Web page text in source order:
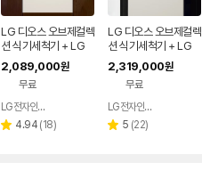
LG 디오스 오브제컬렉
션 식기세척기 + LG
디오스 인덕션 빌트인
(DUE5BGL1E + BEI
3QKHLOE / 5BG1E
-QKHE)
2,089,000원
무료
LG전자인증점 신영플러스
별 4.94 리
(18)
LG 디오스 오브제컬렉
션 식기세척기 + LG
디오스 인덕션 (DUE6
BGL1E + BEI3ASB2
OE / 6BG1E-ASB2
E)
2,319,000원
무료
LG전자인증점 신영플러스
별 5 리
(22)